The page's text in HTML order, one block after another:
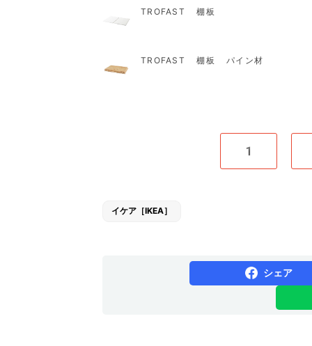
TROFAST 棚板
TROFAST 棚板 パイン材
1
イケア［IKEA］
シェア